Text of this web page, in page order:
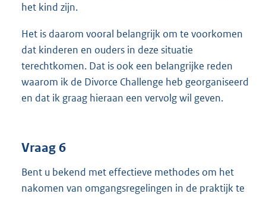
het kind zijn.
Het is daarom vooral belangrijk om te voorkomen
dat kinderen en ouders in deze situatie
terechtkomen. Dat is ook een belangrijke reden
waarom ik de Divorce Challenge heb georganiseerd
en dat ik graag hieraan een vervolg wil geven.
Vraag 6
Bent u bekend met effectieve methodes om het
nakomen van omgangsregelingen in de praktijk te